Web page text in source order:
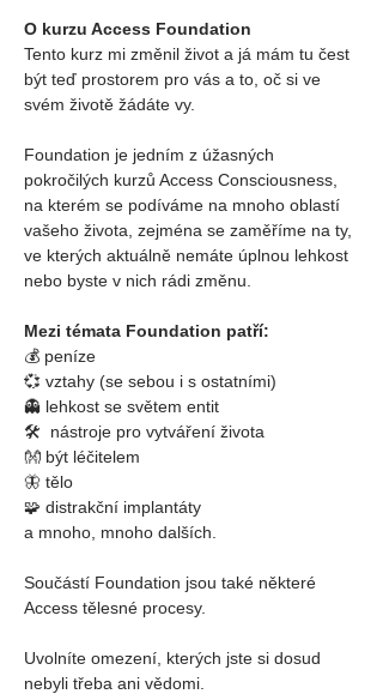
O kurzu Access Foundation
Tento kurz mi změnil život a já mám tu čest
být teď prostorem pro vás a to, oč si ve
svém životě žádáte vy.
Foundation je jedním z úžasných
pokročilých kurzů Access Consciousness,
na kterém se podíváme na mnoho oblastí
vašeho života, zejména se zaměříme na ty,
ve kterých aktuálně nemáte úplnou lehkost
nebo byste v nich rádi změnu.
Mezi témata Foundation patří:
💰 peníze
💞 vztahy (se sebou i s ostatními)
👻 lehkost se světem entit
🛠  nástroje pro vytváření života
👐 být léčitelem
🦋 tělo
🧩 distrakční implantáty
a mnoho, mnoho dalších.
Součástí Foundation jsou také některé
Access tělesné procesy.
Uvolníte omezení, kterých jste si dosud
nebyli třeba ani vědomi.